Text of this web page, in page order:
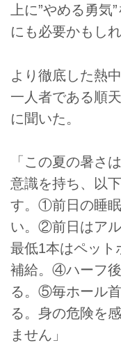
上に”やめる勇
にも必要かもしれ
より徹底した熱
一人者である順
に聞いた。
「この夏の暑さ
意識を持ち、以
す。①前日の睡
い。②前日はア
最低1本はペット
補給。④ハーフ
る。⑤毎ホール
る。身の危険を
ません」